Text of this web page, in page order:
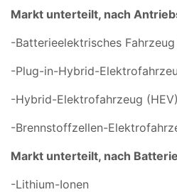
Markt unterteilt, nach
-Batterieelektrisches Fahrzeug
-Plug-in-Hybrid-
-Hybrid-Elektrofahrzeug (HEV)
-Brennstoffzellen-
Markt unterteilt, nach
-Lithium-Ionen